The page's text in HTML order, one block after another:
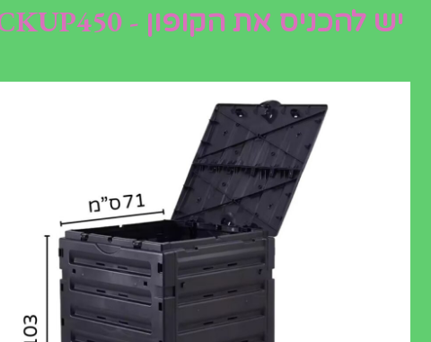
ערכת השקייה לחממה
ביתית
₪200.00
יש להכניס את הקופון - PICKUP450